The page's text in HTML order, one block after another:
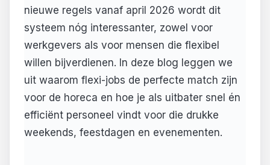
nieuwe regels vanaf april 2026 wordt dit
systeem nóg interessanter, zowel voor
werkgevers als voor mensen die flexibel
willen bijverdienen. In deze blog leggen we
uit waarom flexi-jobs de perfecte match zijn
voor de horeca en hoe je als uitbater snel én
efficiënt personeel vindt voor die drukke
weekends, feestdagen en evenementen.